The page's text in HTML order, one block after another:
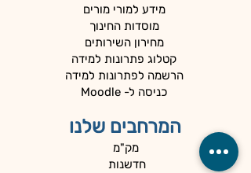
מידע למורי מורים
מוסדות החינוך
מחירון השירותים
קטלוג פתרונות למידה
הרשמה לפתרונות למידה
כניסה ל- Moodle
המרחבים שלנו
מק"מ
חדשנות